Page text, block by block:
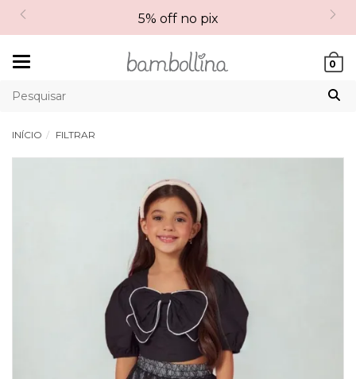
5% off no pix
0
INÍCIO FILTRAR